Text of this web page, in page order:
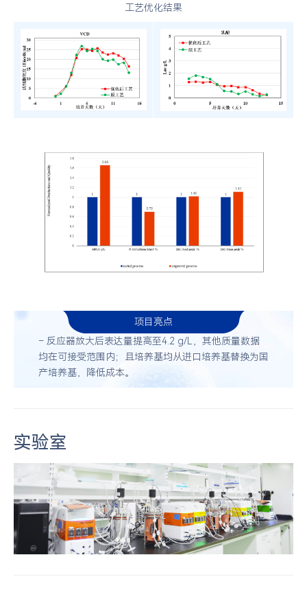
工艺优化结果
项目亮点
– 反应器放大后表达量提高至4.2 g/L，其他质量数据
均在可接受范围内；且培养基均从进口培养基替换为国
产培养基，降低成本。
实验室